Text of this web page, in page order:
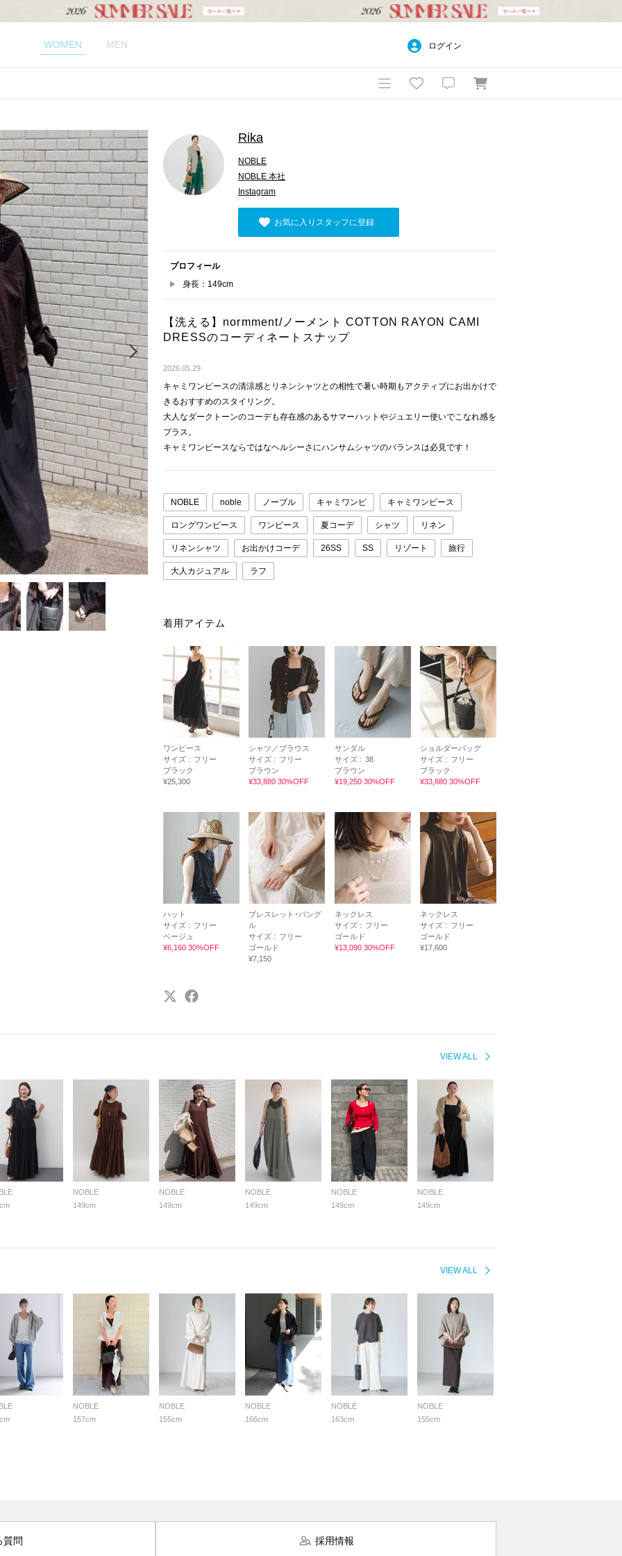
WOMEN MEN ログイン
Rika
NOBLE
NOBLE 本社
Instagram
お気に入りスタッフに登録
プロフィール
身長：149cm
【洗える】normment/ノーメント COTTON RAYON CAMI
DRESSのコーディネートスナップ
2026.05.29
キャミワンピースの清涼感とリネンシャツとの相性で暑い時期もアクティブにお出かけで
きるおすすめのスタイリング。
大人なダークトーンのコーデも存在感のあるサマーハットやジュエリー使いでこなれ感を
プラス。
キャミワンピースならではなヘルシーさにハンサムシャツのバランスは必見です！
NOBLE noble ノーブル キャミワンピ キャミワンピース
ロングワンピース ワンピース 夏コーデ シャツ リネン
リネンシャツ お出かけコーデ 26SS SS リゾート 旅行
大人カジュアル ラフ
着用アイテム
ワンピース
サイズ : フリー
ブラック
¥25,300
シャツ／ブラウス
サイズ : フリー
ブラウン
¥33,880 30%OFF
サンダル
サイズ : 38
ブラウン
¥19,250 30%OFF
ショルダーバッグ
サイズ : フリー
ブラック
¥33,880 30%OFF
ハット
サイズ : フリー
ベージュ
¥6,160 30%OFF
ブレスレット･バング
ル
サイズ : フリー
ゴールド
¥7,150
ネックレス
サイズ : フリー
ゴールド
¥13,090 30%OFF
ネックレス
サイズ : フリー
ゴールド
¥17,600
VIEW ALL
NOBLE
149cm
NOBLE
149cm
NOBLE
149cm
NOBLE
149cm
NOBLE
149cm
VIEW ALL
NOBLE
157cm
NOBLE
155cm
NOBLE
166cm
NOBLE
163cm
NOBLE
155cm
質問 採用情報